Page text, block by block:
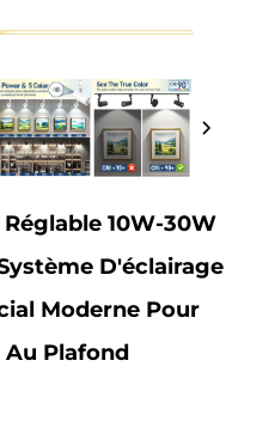
10W-30W
D'éclairage
Moderne Pour
Plafond